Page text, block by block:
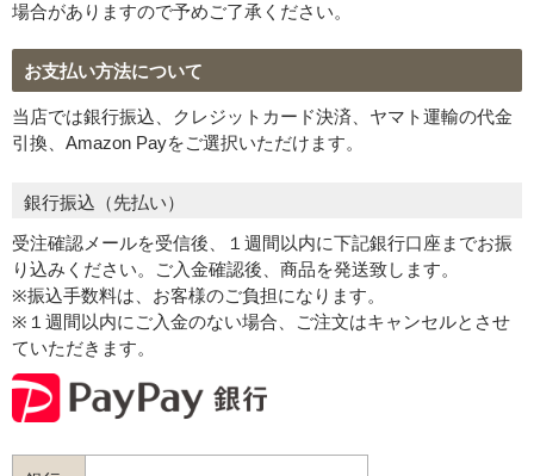
プライバシーポリシーを確認しました。
場合がありますので予めご了承ください。
お支払い方法について
当店では銀行振込、クレジットカード決済、ヤマト運輸の代金
引換、Amazon Payをご選択いただけます。
銀行振込（先払い）
受注確認メールを受信後、１週間以内に下記銀行口座までお振
り込みください。ご入金確認後、商品を発送致します。
※振込手数料は、お客様のご負担になります。
※１週間以内にご入金のない場合、ご注文はキャンセルとさせ
ていただきます。